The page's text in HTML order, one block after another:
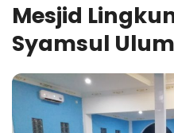
Mesjid
Syamsul Ulum